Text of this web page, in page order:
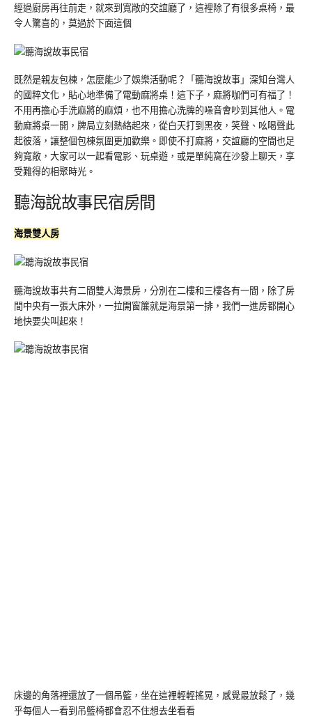
經過廚房再往前走，就來到寬敞的交誼廳了，這裡除了有很多桌椅，最
令人驚喜的，莫過於下面這個
既然是親友包棟，怎麼能少了娛樂活動呢？「聽海說故事」深知台灣人
的國粹文化，貼心地準備了電動麻將桌！這下子，麻將咖們可有福了！
不用再擔心手洗麻將的麻煩，也不用擔心洗牌的噪音會吵到其他人。電
動麻將桌一開，牌局立刻熱絡起來，從白天打到黑夜，笑聲、吆喝聲此
起彼落，讓整個包棟氛圍更加歡樂。即使不打麻將，交誼廳的空間也足
夠寬敞，大家可以一起看電影、玩桌遊，或是單純窩在沙發上聊天，享
受難得的相聚時光。
聽海說故事民宿房間
海景雙人房
聽海說故事共有二間雙人海景房，分別在二樓和三樓各有一間，除了房
間中央有一張大床外，一拉開窗簾就是海景第一排，我們一進房都開心
地快要尖叫起來！
床邊的角落裡還放了一個吊籃，坐在這裡輕輕搖晃，感覺最放鬆了，幾
乎每個人一看到吊籃椅都會忍不住想去坐看看